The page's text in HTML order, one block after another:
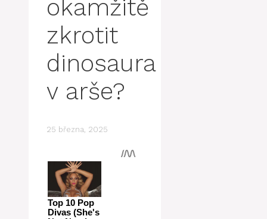
okamžitě
zkrotit
dinosaura
v arše?
25 března, 2025